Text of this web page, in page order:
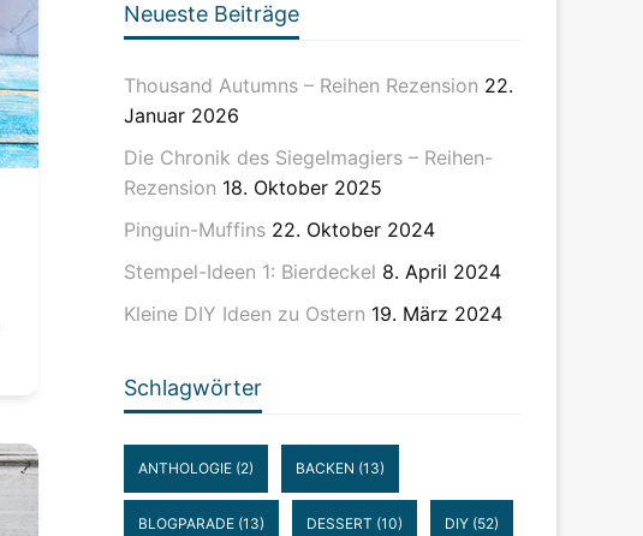
Neueste Beiträge
Thousand Autumns – Reihen Rezension 22.
Januar 2026
Die Chronik des Siegelmagiers – Reihen-
Rezension 18. Oktober 2025
Pinguin-Muffins 22. Oktober 2024
Stempel-Ideen 1: Bierdeckel 8. April 2024
Kleine DIY Ideen zu Ostern 19. März 2024
Schlagwörter
ANTHOLOGIE (2) BACKEN (13)
BLOGPARADE (13) DESSERT (10) DIY (52)